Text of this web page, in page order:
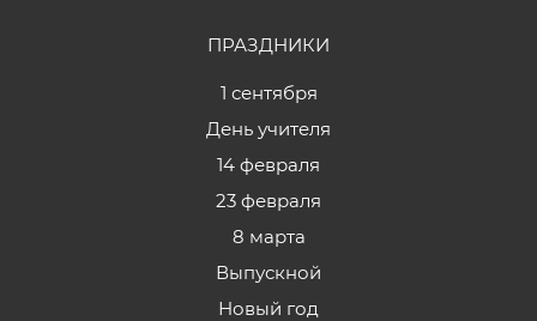
ПРАЗДНИКИ
1 сентября
День учителя
14 февраля
23 февраля
8 марта
Выпускной
Новый год